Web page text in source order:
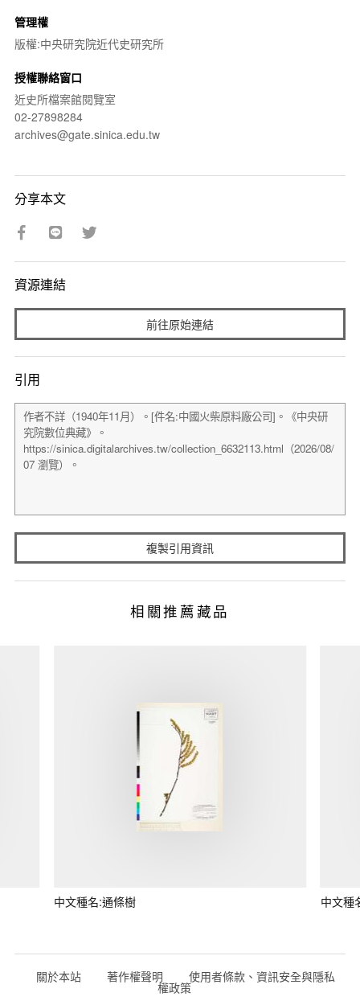
管理權
版權:中央研究院近代史研究所
授權聯絡窗口
近史所檔案館閱覽室
02-27898284
archives@gate.sinica.edu.tw
分享本文
資源連結
前往原始連結
引用
複製引用資訊
相關推薦藏品
中文種名:通條樹 中文種
關於本站 著作權聲明 使用者條款、資訊安全與隱私
權政策